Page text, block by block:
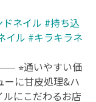
ネイル #持ち込
イル #キラキラネ
通いやすい価
ーに甘皮処理&ハ
ルにこだわるお店